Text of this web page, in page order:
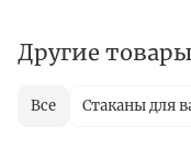
Другие
Все Стаканы для